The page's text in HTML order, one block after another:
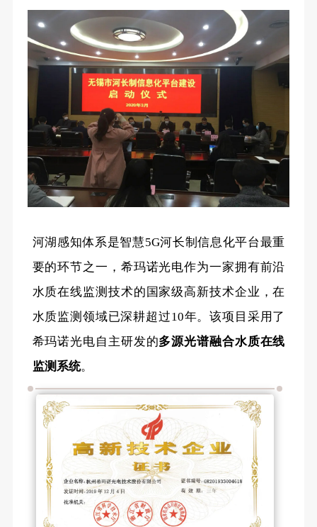
河湖感知体系是智慧5G河长制信息化平台最重
要的环节之一，希玛诺光电作为一家拥有前沿
水质在线监测技术的国家级高新技术企业，在
水质监测领域已深耕超过10年。该项目采用了
希玛诺光电自主研发的多源光谱融合水质在线
监测系统。